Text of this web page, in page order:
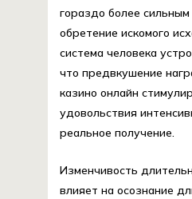
гораздо более
обретение искомого
система человека
что предвкушение
казино онлайн
удовольствия
реальное получение.
Изменчивость
влияет на осознание